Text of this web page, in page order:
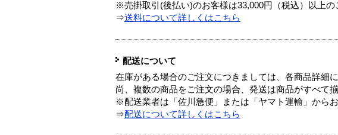
※売掛取引(後払い)のお客様は33,000円（税込）以上の
⇒送料について詳しくはこちら
配送について
在庫がある場合のご注文につきましては、各商品詳細
尚、複数の商品をご注文の場合、発送は商品がすべて
※配送業者は「佐川急便」または「ヤマト運輸」から
⇒配送について詳しくはこちら